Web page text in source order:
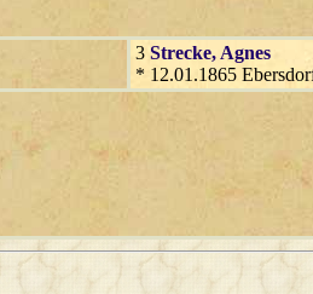
3 Strecke, Agnes
* 12.01.1865